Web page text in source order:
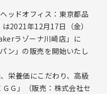
ッドオフィス：東京都品
2021年12月17日（金）
ラゾーナ川崎店」に
ン」の販売を開始いたし
栄養価にこだわり、高級
Ｇ」（販売：株式会社セ